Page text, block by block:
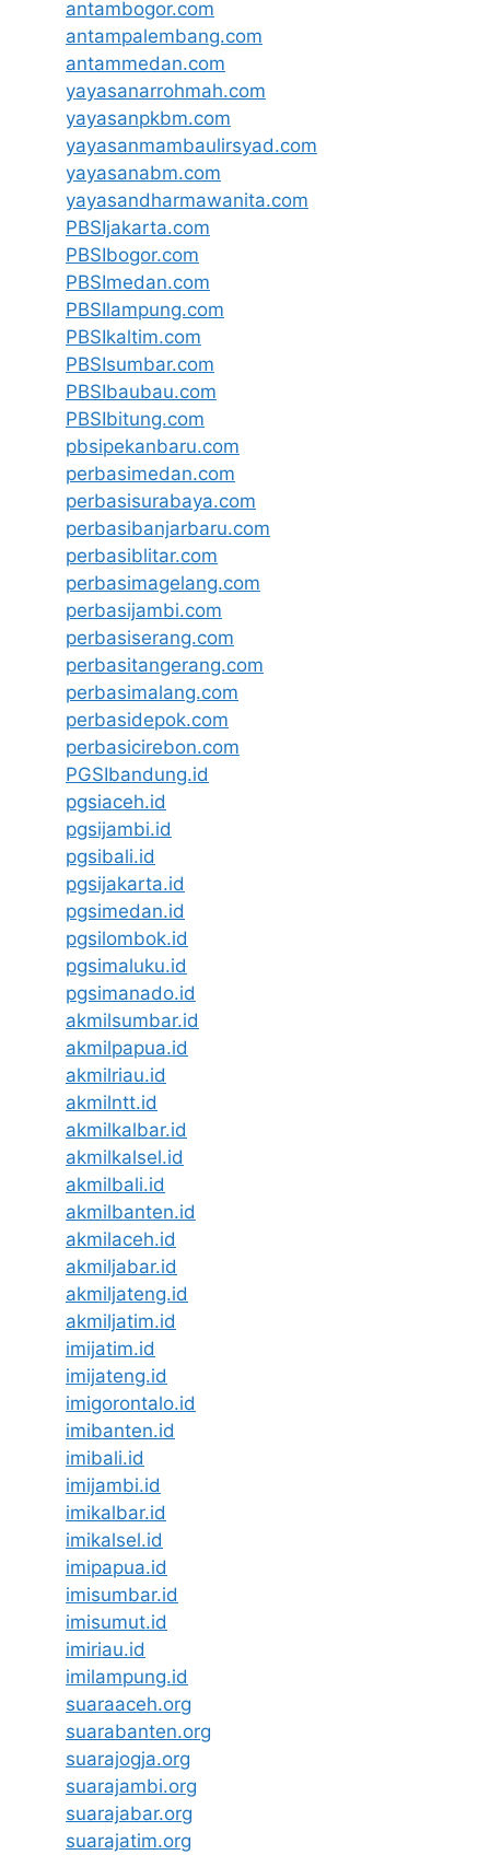
antambogor.com
antampalembang.com
antammedan.com
yayasanarrohmah.com
yayasanpkbm.com
yayasanmambaulirsyad.com
yayasanabm.com
yayasandharmawanita.com
PBSIjakarta.com
PBSIbogor.com
PBSImedan.com
PBSIlampung.com
PBSIkaltim.com
PBSIsumbar.com
PBSIbaubau.com
PBSIbitung.com
pbsipekanbaru.com
perbasimedan.com
perbasisurabaya.com
perbasibanjarbaru.com
perbasiblitar.com
perbasimagelang.com
perbasijambi.com
perbasiserang.com
perbasitangerang.com
perbasimalang.com
perbasidepok.com
perbasicirebon.com
PGSIbandung.id
pgsiaceh.id
pgsijambi.id
pgsibali.id
pgsijakarta.id
pgsimedan.id
pgsilombok.id
pgsimaluku.id
pgsimanado.id
akmilsumbar.id
akmilpapua.id
akmilriau.id
akmilntt.id
akmilkalbar.id
akmilkalsel.id
akmilbali.id
akmilbanten.id
akmilaceh.id
akmiljabar.id
akmiljateng.id
akmiljatim.id
imijatim.id
imijateng.id
imigorontalo.id
imibanten.id
imibali.id
imijambi.id
imikalbar.id
imikalsel.id
imipapua.id
imisumbar.id
imisumut.id
imiriau.id
imilampung.id
suaraaceh.org
suarabanten.org
suarajogja.org
suarajambi.org
suarajabar.org
suarajatim.org